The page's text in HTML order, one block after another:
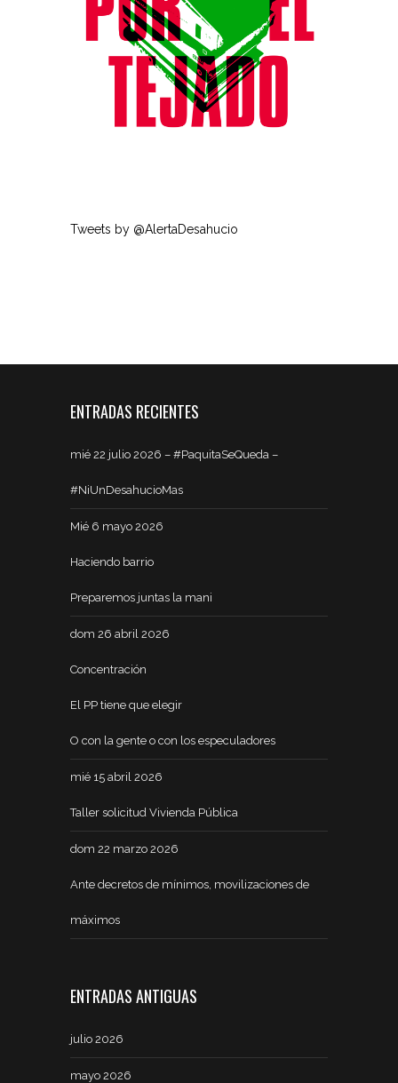
Tweets by @AlertaDesahucio
ENTRADAS RECIENTES
mié 22 julio 2026 – #PaquitaSeQueda –
#NiUnDesahucioMas
Mié 6 mayo 2026
Haciendo barrio
Preparemos juntas la mani
dom 26 abril 2026
Concentración
El PP tiene que elegir
O con la gente o con los especuladores
mié 15 abril 2026
Taller solicitud Vivienda Pública
dom 22 marzo 2026
Ante decretos de mínimos, movilizaciones de
máximos
ENTRADAS ANTIGUAS
julio 2026
mayo 2026